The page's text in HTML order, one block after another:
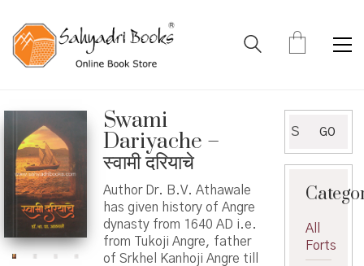
Swami
Dariyache –
स्वामी दरियाचे
Author Dr. B.V. Athawale
has given history of Angre
dynasty from 1640 AD i.e.
from Tukoji Angre, father
of Srkhel Kanhoji Angre till
for:
GO
All
Forts